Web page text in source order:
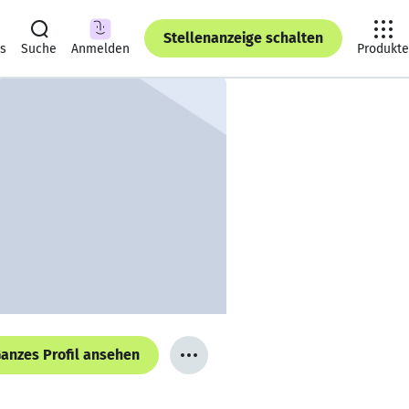
Suche Anmelden
Stellenanzeige schalten
Produkte
Profil ansehen